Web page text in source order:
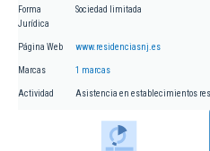
Forma
Jurídica
Sociedad limitada
Página Web www.residenciasnj.es
Marcas 1 marcas
Actividad Asistencia en establecimientos